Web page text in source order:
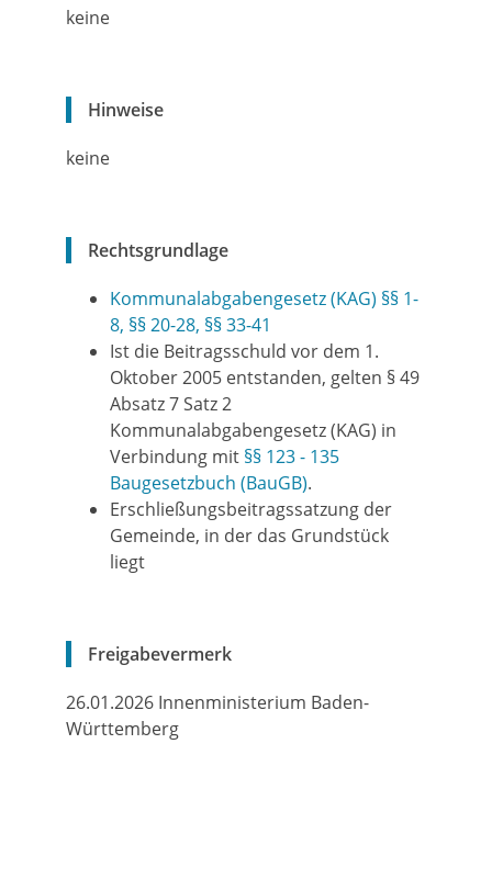
keine
Hinweise
keine
Rechtsgrundlage
Kommunalabgabengesetz (KAG) §§ 1-
8, §§ 20-28, §§ 33-41
Ist die Beitragsschuld vor dem 1.
Oktober 2005 entstanden, gelten § 49
Absatz 7 Satz 2
Kommunalabgabengesetz (KAG) in
Verbindung mit §§ 123 - 135
Baugesetzbuch (BauGB).
Erschließungsbeitragssatzung der
Gemeinde, in der das Grundstück
liegt
Freigabevermerk
26.01.2026 Innenministerium Baden-
Württemberg